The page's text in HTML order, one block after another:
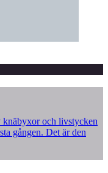
knäbyxor och livstycken
gången. Det är den